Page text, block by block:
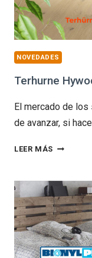
NOVEDADES
Terhurne
El mercado de
de avanzar, si
LEER MÁS TERHURNE
EL
SUELO
HÍBRIDO